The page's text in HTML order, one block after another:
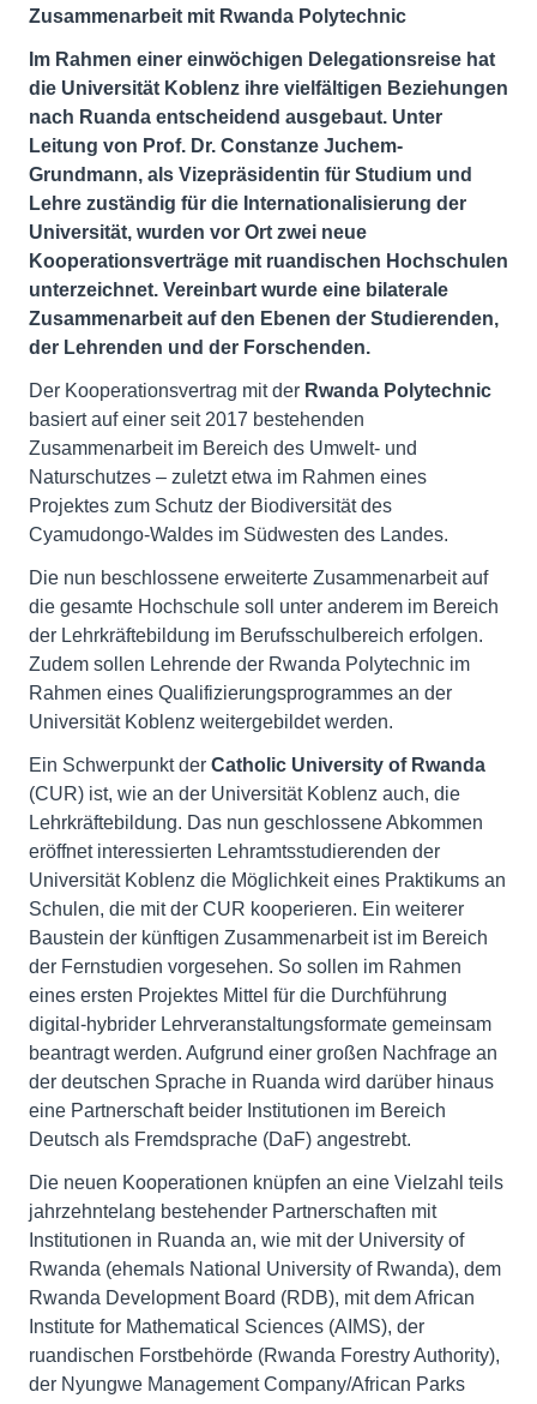
Zusammenarbeit mit Rwanda Polytechnic
Im Rahmen einer einwöchigen Delegationsreise hat
die Universität Koblenz ihre vielfältigen Beziehungen
nach Ruanda entscheidend ausgebaut. Unter
Leitung von Prof. Dr. Constanze Juchem-
Grundmann, als Vizepräsidentin für Studium und
Lehre zuständig für die Internationalisierung der
Universität, wurden vor Ort zwei neue
Kooperationsverträge mit ruandischen Hochschulen
unterzeichnet. Vereinbart wurde eine bilaterale
Zusammenarbeit auf den Ebenen der Studierenden,
der Lehrenden und der Forschenden.
Der Kooperationsvertrag mit der Rwanda Polytechnic
basiert auf einer seit 2017 bestehenden
Zusammenarbeit im Bereich des Umwelt- und
Naturschutzes – zuletzt etwa im Rahmen eines
Projektes zum Schutz der Biodiversität des
Cyamudongo-Waldes im Südwesten des Landes.
Die nun beschlossene erweiterte Zusammenarbeit auf
die gesamte Hochschule soll unter anderem im Bereich
der Lehrkräftebildung im Berufsschulbereich erfolgen.
Zudem sollen Lehrende der Rwanda Polytechnic im
Rahmen eines Qualifizierungsprogrammes an der
Universität Koblenz weitergebildet werden.
Ein Schwerpunkt der Catholic University of Rwanda
(CUR) ist, wie an der Universität Koblenz auch, die
Lehrkräftebildung. Das nun geschlossene Abkommen
eröffnet interessierten Lehramtsstudierenden der
Universität Koblenz die Möglichkeit eines Praktikums an
Schulen, die mit der CUR kooperieren. Ein weiterer
Baustein der künftigen Zusammenarbeit ist im Bereich
der Fernstudien vorgesehen. So sollen im Rahmen
eines ersten Projektes Mittel für die Durchführung
digital-hybrider Lehrveranstaltungsformate gemeinsam
beantragt werden. Aufgrund einer großen Nachfrage an
der deutschen Sprache in Ruanda wird darüber hinaus
eine Partnerschaft beider Institutionen im Bereich
Deutsch als Fremdsprache (DaF) angestrebt.
Die neuen Kooperationen knüpfen an eine Vielzahl teils
jahrzehntelang bestehender Partnerschaften mit
Institutionen in Ruanda an, wie mit der University of
Rwanda (ehemals National University of Rwanda), dem
Rwanda Development Board (RDB), mit dem African
Institute for Mathematical Sciences (AIMS), der
ruandischen Forstbehörde (Rwanda Forestry Authority),
der Nyungwe Management Company/African Parks